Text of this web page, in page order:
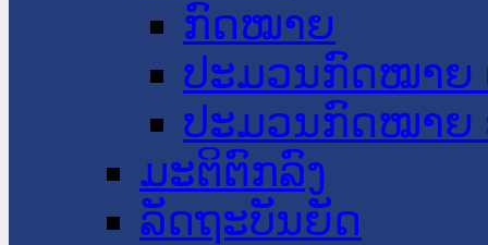
ກົດໝາຍ
ປະມວນກົດໝາຍ
ປະມວນກົດໝາຍ
ມະຕິຕົກລົງ
ລັດຖະບັນຍັດ